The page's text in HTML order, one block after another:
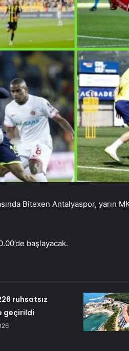
Bitexen Antalyaspor, yarın
başlayacak.
ruhsatsız
geçirildi